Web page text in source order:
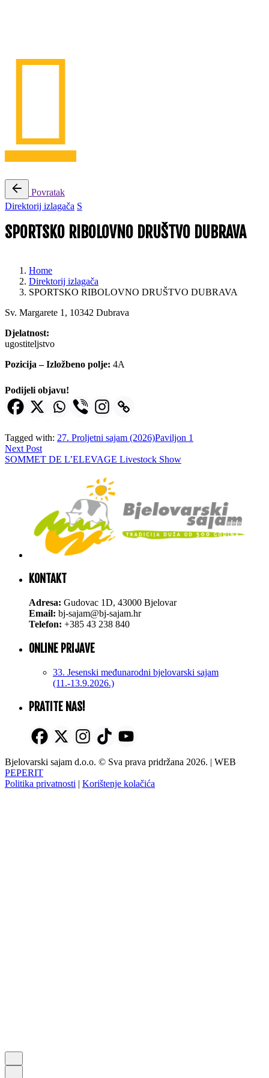
Povratak
Direktorij izlagača S
SPORTSKO RIBOLOVNO DRUŠTVO DUBRAVA
Home
Direktorij izlagača
SPORTSKO RIBOLOVNO DRUŠTVO DUBRAVA
Sv. Margarete 1, 10342 Dubrava
Djelatnost:
ugostiteljstvo
Pozicija – Izložbeno polje: 4A
Podijeli objavu!
Tagged with: 27. Proljetni sajam (2026)Paviljon 1
Next Post
SOMMET DE L’ELEVAGE Livestock Show
KONTAKT
Adresa: Gudovac 1D, 43000 Bjelovar
Email: bj-sajam@bj-sajam.hr
Telefon: +385 43 238 840
ONLINE PRIJAVE
33. Jesenski međunarodni bjelovarski sajam
(11.-13.9.2026.)
PRATITE NAS!
Bjelovarski sajam d.o.o. © Sva prava pridržana 2026. | WEB
PEPERIT
Politika privatnosti | Korištenje kolačića